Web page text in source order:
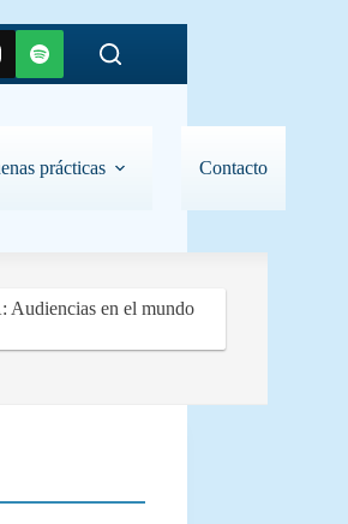
prácticas Contacto
Audiencias en el mundo